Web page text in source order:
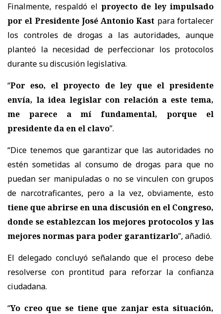
Finalmente, respaldó el proyecto de ley impulsado
por el Presidente José Antonio Kast para fortalecer
los controles de drogas a las autoridades, aunque
planteó la necesidad de perfeccionar los protocolos
durante su discusión legislativa.
“Por eso, el proyecto de ley que el presidente
envía, la idea legislar con relación a este tema,
me parece a mí fundamental, porque el
presidente da en el clavo”.
“Dice tenemos que garantizar que las autoridades no
estén sometidas al consumo de drogas para que no
puedan ser manipuladas o no se vinculen con grupos
de narcotraficantes, pero a la vez, obviamente, esto
tiene que abrirse en una discusión en el Congreso,
donde se establezcan los mejores protocolos y las
mejores normas para poder garantizarlo”, añadió.
El delegado concluyó señalando que el proceso debe
resolverse con prontitud para reforzar la confianza
ciudadana.
“Yo creo que se tiene que zanjar esta situación,